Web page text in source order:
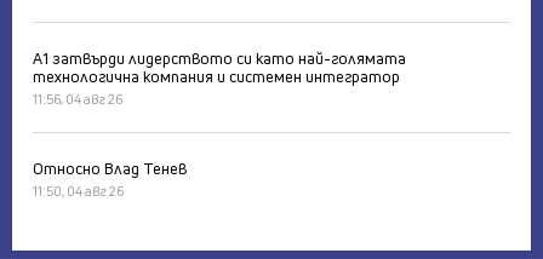
А1 затвърди лидерството си като най-голямата
технологична компания и системен интегратор
11:56, 04 авг 26
Относно Влад Тенев
11:50, 04 авг 26